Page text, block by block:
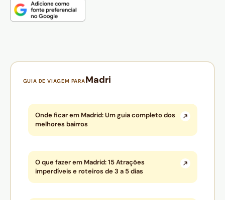
GUIA DE VIAGEM PARAMadri
Onde ficar em Madrid: Um guia completo dos
melhores bairros
O que fazer em Madrid: 15 Atrações
imperdíveis e roteiros de 3 a 5 dias